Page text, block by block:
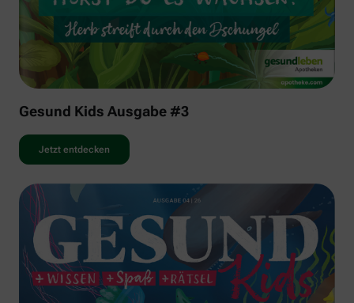
Gesund Kids Ausgabe #3
Jetzt entdecken